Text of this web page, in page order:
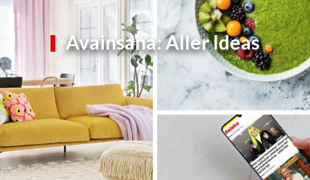
Avainsana:Aller Ideas